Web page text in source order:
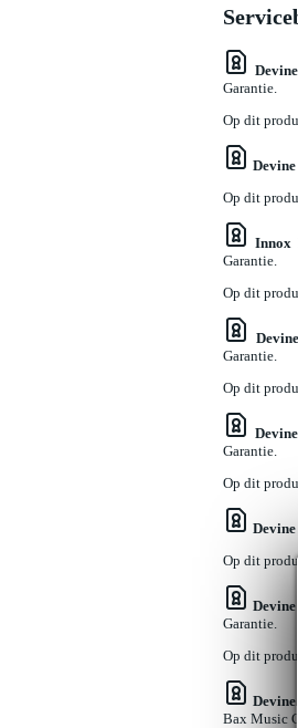
Garantie.
Op dit
Op dit
Innox
Garantie.
Op dit
Garantie.
Op dit
Garantie.
Op dit
Op dit
Garantie.
Op dit
Bax Music